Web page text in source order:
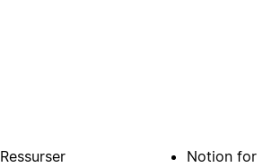
Ressurser
Notion for